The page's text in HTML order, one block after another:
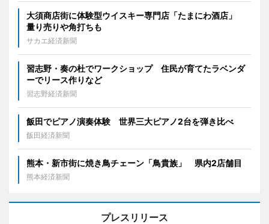
大須商店街に体験型ウイスキー専門店「たまにわ酒店」
量り売りや角打ちも
サカエ経済新聞
習志野・奏の杜でワークショップ 住民が育てたラベンダ
ーでリース作りなど
習志野経済新聞
飯田でピアノ演奏体験 世界三大ピアノ2台を弾き比べ
飯田経済新聞
熊本・新市街に焼き鳥チェーン「鳥貴族」 県内2店舗目
熊本経済新聞
プレスリリース